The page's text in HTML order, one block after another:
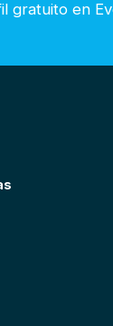
gratuito en